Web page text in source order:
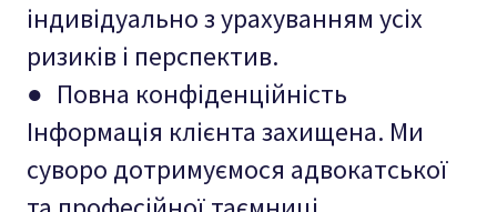
індивідуально з урахуванням усіх
ризиків і перспектив.
● Повна конфіденційність
Інформація клієнта захищена. Ми
суворо дотримуємося адвокатської